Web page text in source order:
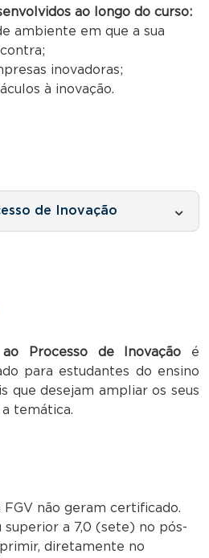
ao longo do curso:
ambiente em que a sua
inovadoras;
à inovação.
de Inovação
ao Processo de Inovação é
para estudantes do ensino
que desejam ampliar os seus
temática.
não geram certificado.
a 7,0 (sete) no pós-
diretamente no